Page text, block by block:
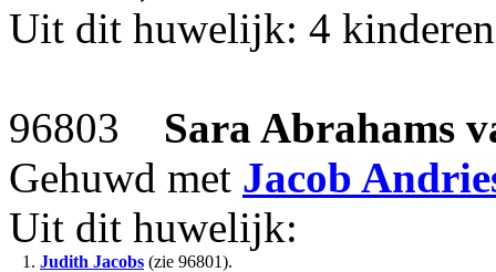
Uit dit huwelijk: 4
96803 Sara Abrahams
Gehuwd met Jacob
Uit dit huwelijk:
1. Judith Jacobs (zie 96801).